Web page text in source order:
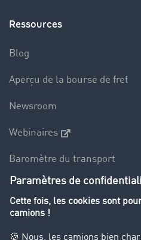
Ressources
Blog
Aperçu de la bourse de fret
Newsroom
Webinaires
Baromètre du transport
Le dictionnaire du transport
Interdiction de circulation des